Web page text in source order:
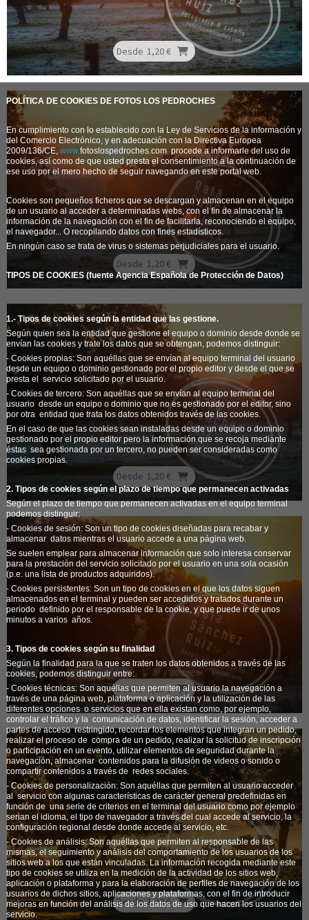
Desde 1,20 €
Desde 1,20 €
Desde 1,20 €
Desde 1,20 €
Desde 1,20 €
POLÍTICA DE COOKIES DE FOTOS LOS PEDROCHES
En cumplimiento con lo establecido con la Ley de Servicios de la información y
del Comercio Electrónico, y en adecuación con la Directiva Europea
2009/136/CE, www.fotoslospedroches.com procede a informarle del uso de
cookies, así como de que usted presta el consentimiento a la continuación de
ese uso por el mero hecho de seguir navegando en este portal web.
Cookies son pequeños ficheros que se descargan y almacenan en el equipo
de un usuario al acceder a determinadas webs, con el fin de almacenar la
información de la navegación con el fin de facilitarla, reconociendo el equipo,
el navegador... O recopilando datos con fines estadísticos.
En ningún caso se trata de virus o sistemas perjudiciales para el usuario.
TIPOS DE COOKIES (fuente Agencia Española de Protección de Datos)
1.- Tipos de cookies según la entidad que las gestione.
Según quien sea la entidad que gestione el equipo o dominio desde donde se
envían las cookies y trate los datos que se obtengan, podemos distinguir:
- Cookies propias: Son aquéllas que se envían al equipo terminal del usuario
desde un equipo o dominio gestionado por el propio editor y desde el que se
presta el
servicio solicitado por el usuario.
- Cookies de tercero: Son aquéllas que se envían al equipo terminal del
usuario desde un equipo o dominio que no es gestionado por el editor, sino
por otra entidad que trata los datos obtenidos través de las cookies.
En el caso de que las cookies sean instaladas desde un equipo o dominio
gestionado por el propio editor pero la información que se recoja mediante
éstas sea gestionada por un tercero, no pueden ser consideradas como
cookies propias.
2. Tipos de cookies según el plazo de tiempo que permanecen activadas
Según el plazo de tiempo que permanecen activadas en el equipo terminal
podemos distinguir:
- Cookies de sesión:Son un tipo de cookies diseñadas para recabar y
almacenar datos mientras el usuario accede a una página web.
Se suelen emplear para almacenar información que solo interesa conservar
para la prestación del servicio solicitado por el usuario en una sola ocasión
(p.e. una lista de productos adquiridos).
- Cookies persistentes: Son un tipo de cookies en el que los datos siguen
almacenados en el terminal y pueden ser accedidos y tratados durante un
periodo definido por el responsable de la cookie, y que puede ir de unos
minutos a varios años.
3. Tipos de cookies según su finalidad
Según la finalidad para la que se traten los datos obtenidos a través de las
cookies, podemos distinguir entre:
- Cookies técnicas: Son aquéllas que permiten al usuario la navegación a
través de una página web, plataforma o aplicación y la utilización de las
diferentes opciones o servicios que en ella existan como, por ejemplo,
controlar el tráfico y la comunicación de datos, identificar la sesión, acceder a
partes de acceso restringido, recordar los elementos que integran un pedido,
realizar el proceso de compra de un pedido, realizar la solicitud de inscripción
o participación en un evento, utilizar elementos de seguridad durante la
navegación, almacenar contenidos para la difusión de videos o sonido o
compartir contenidos a través de redes sociales.
-Cookies de personalización:Son aquéllas que permiten al usuario acceder
al servicio con algunas características de carácter general predefinidas en
función de una serie de criterios en el terminal del usuario como por ejemplo
serian el idioma, el tipo de navegador a través del cual accede al servicio, la
configuración regional desde donde accede al servicio, etc.
-Cookies de análisis:Son aquéllas que permiten al responsable de las
mismas, el seguimiento y análisis del comportamiento de los usuarios de los
sitios web a los que están vinculadas. La información recogida mediante este
tipo de cookies se utiliza en la medición de la actividad de los sitios web,
aplicación o plataforma y para la elaboración de perfiles de navegación de los
usuarios de dichos sitios, aplicaciones y plataformas, con el fin de introducir
mejoras en función del análisis de los datos de uso que hacen los usuarios del
servicio.